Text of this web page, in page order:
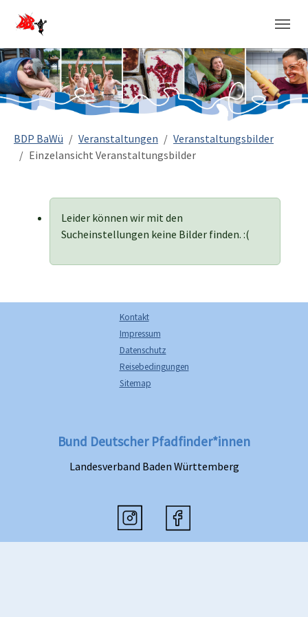
BDP BaWü Veranstaltungen
Veranstaltungsbilder
Einzelansicht Veranstaltungsbilder
Leider können wir mit den
Sucheinstellungen keine Bilder finden. :(
Kontakt
Impressum
Datenschutz
Reisebedingungen
Sitemap
Bund Deutscher Pfadfinder*innen
Landesverband Baden Württemberg